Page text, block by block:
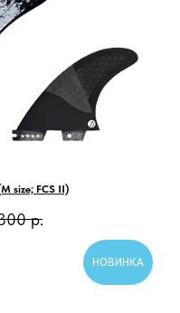
size; FCS II)
р.
НОВИНКА